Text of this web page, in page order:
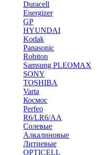
Duracell
Energizer
GP
HYUNDAI
Kodak
Panasonic
Robiton
Samsung PLEOMAX
SONY
TOSHIBA
Varta
Космос
Perfeo
R6/LR6/AA
Солевые
Алкалиновые
Литиевые
OPTICELL